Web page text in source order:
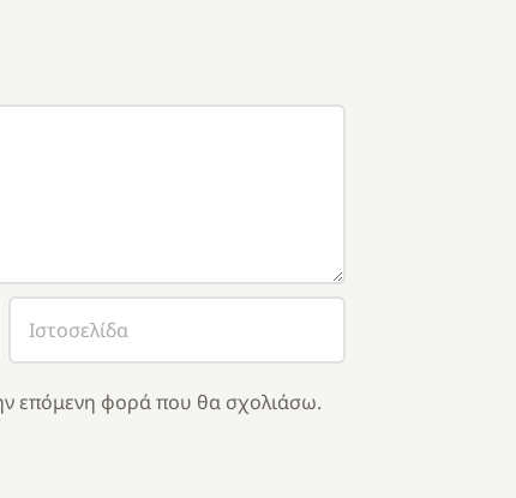
επόμενη φορά που θα σχολιάσω.